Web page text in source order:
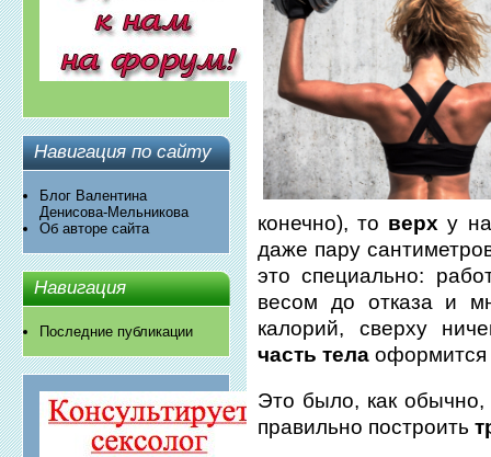
Навигация по сайту
Блог Валентина
Денисова-Мельникова
Об авторе сайта
Навигация
Последние публикации
конечно), то верх у
даже пару
это специально:
весом до отказа и
калорий, сверху
часть тела
Это было, как обычно,
правильно построить